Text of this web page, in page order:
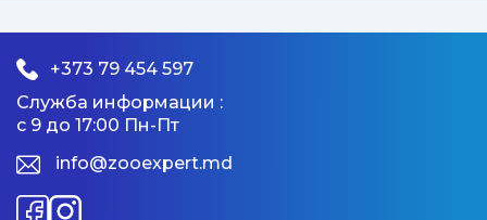
+373 79 454 597
Служба информации :
с 9 до 17:00 Пн-Пт
info@zooexpert.md